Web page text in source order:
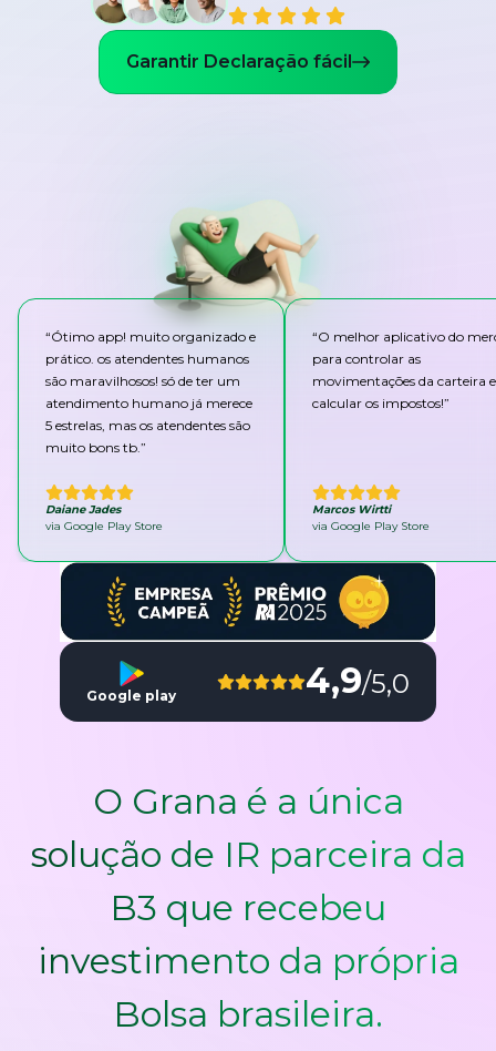
Garantir Declaração fácil
“Ótimo app! muito organizado e
prático. os atendentes humanos
são maravilhosos! só de ter um
atendimento humano já merece
5 estrelas, mas os atendentes são
muito bons tb.”
Daiane Jades
via Google Play Store
“O melhor aplicativo do
para controlar as
movimentações da carteira e
calcular os impostos!”
Marcos Wirtti
via Google Play Store
Google play 4,9/5,0
O Grana é a única
solução de IR parceira da
B3 que recebeu
investimento da própria
Bolsa brasileira.